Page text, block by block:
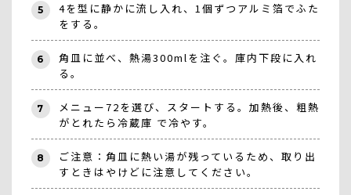
5
4を型に静かに流し入れ、1個ずつアルミ箔でふた
をする。
6
角皿に並べ、熱湯300mlを注ぐ。庫内下段に入れ
る。
7
メニュー72を選び、スタートする。加熱後、粗熱
がとれたら冷蔵庫 で冷やす。
8
ご注意：角皿に熱い湯が残っているため、取り出
すときはやけどに注意してください。